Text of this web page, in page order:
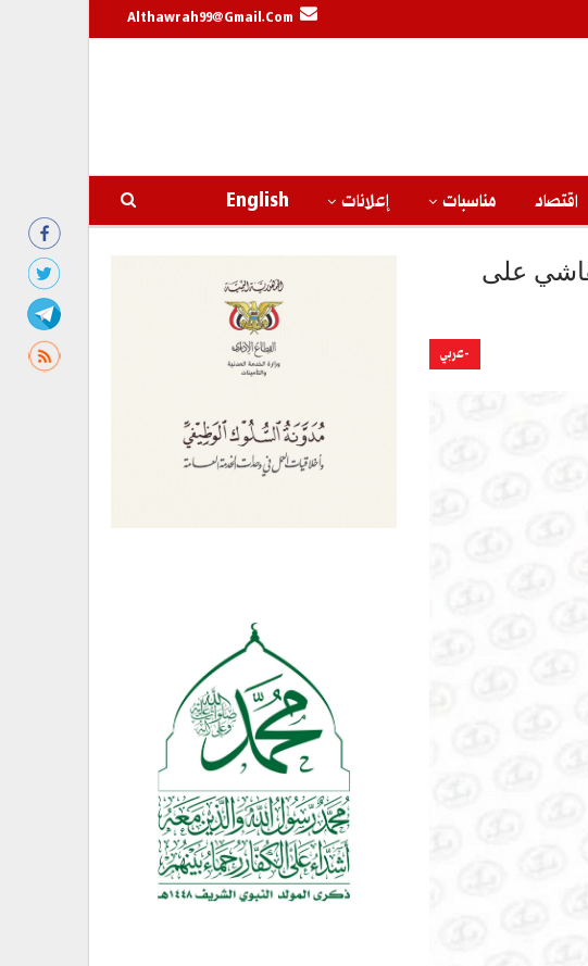
Althawrah99@gmail.com
اقتصاد مناسبات إعلانات English
على
-عربي